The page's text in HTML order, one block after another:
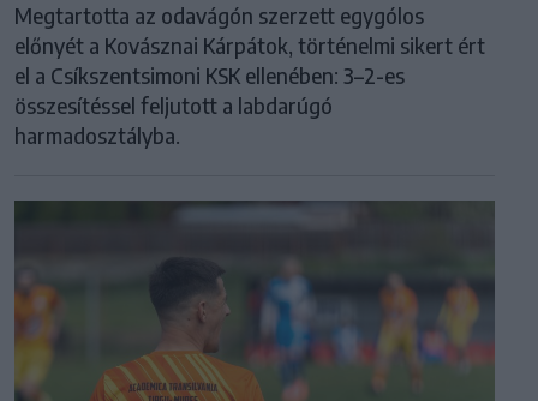
Megtartotta az odavágón szerzett egygólos
előnyét a Kovásznai Kárpátok, történelmi sikert ért
el a Csíkszentsimoni KSK ellenében: 3–2-es
összesítéssel feljutott a labdarúgó
harmadosztályba.